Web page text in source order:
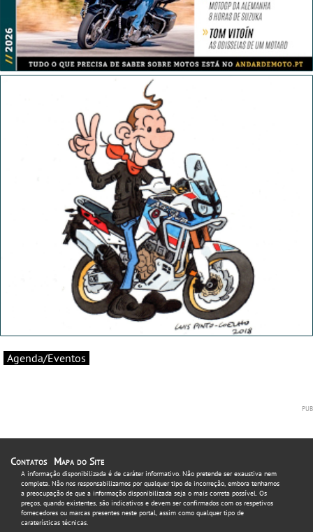
Agenda/Eventos
Contatos Mapa do Site
A informação disponibilizada é de caráter informativo. Não pretende ser exaustiva nem
completa. Não nos responsabilizamos por qualquer tipo de incorreção, embora tenhamos
a preocupação de que a informação disponibilizada seja o mais correta possível. Os
preços, quando existentes, são indicativos e devem ser confirmados com os respetivos
fornecedores ou marcas presentes neste portal, assim como qualquer tipo de
caraterísticas técnicas.